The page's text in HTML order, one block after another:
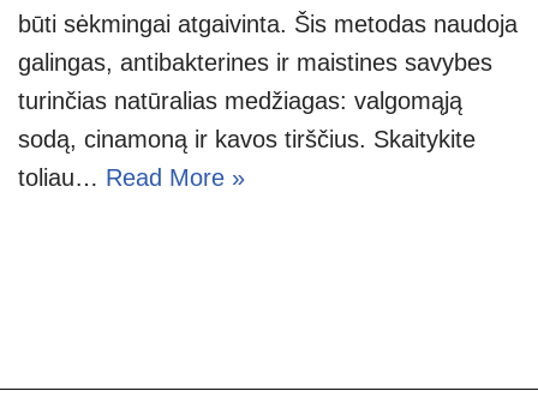
būti sėkmingai atgaivinta. Šis metodas naudoja
galingas, antibakterines ir maistines savybes
turinčias natūralias medžiagas: valgomąją
sodą, cinamoną ir kavos tirščius. Skaitykite
toliau… Read More »